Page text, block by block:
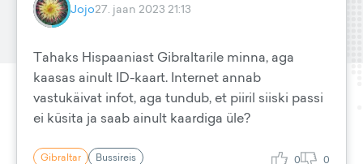
Jojo27. jaan 2023 21:13
Tahaks Hispaaniast Gibraltarile minna, aga
kaasas ainult ID-kaart. Internet annab
vastukäivat infot, aga tundub, et piiril siiski passi
ei küsita ja saab ainult kaardiga üle?
Gibraltar Bussireis 0 0